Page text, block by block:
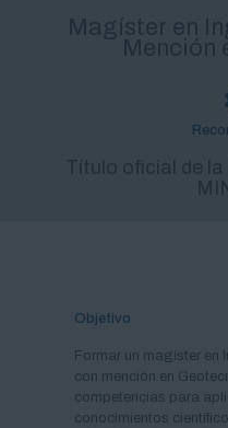
Magíster en
Mención
Título oficial de la
Objetivo
Formar un magíster en
con mención en
competencias para
conocimientos